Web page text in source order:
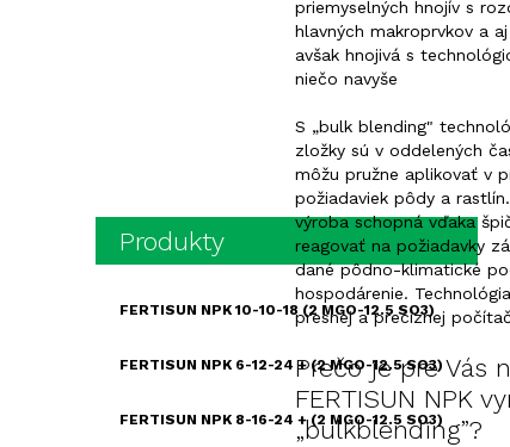
Produkty
FERTISUN NPK 10-10-18 (2 MGO-12.5 SO3)
FERTISUN NPK 6-12-24 + (2 MGO-12.5 SO3)
FERTISUN NPK 8-16-24 + (2 MGO-12.5 SO3)
priemyselných hnojív s
hlavných makroprvkov a
avšak hnojivá s
niečo navyše
S „bulk blending"
zložky sú v oddelených
môžu pružne aplikovať v
požiadaviek pôdy a
výroba schopná vďaka
reagovať na požiadavky
dané pôdno-klimatické
hospodárenie.
presnej a precíznej
Prečo je pre Vás
FERTISUN NPK
„bulkblending”?